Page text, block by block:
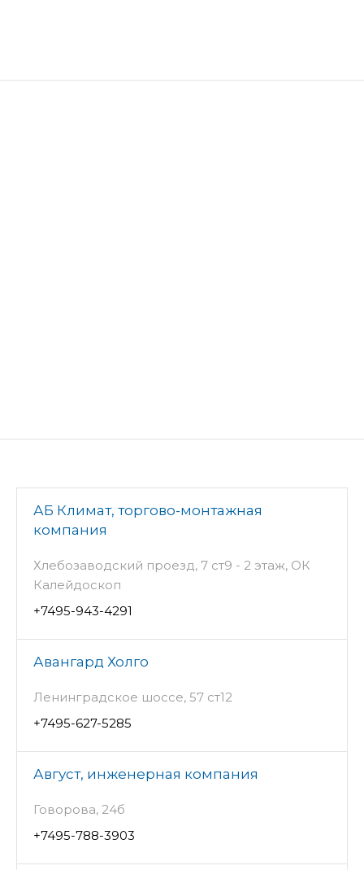
АБ Климат, торгово-монтажная
компания
Хлебозаводский проезд, 7 ст9 - 2 этаж, ОК
Калейдоскоп
+7495-943-4291
Авангард Холго
Ленинградское шоссе, 57 ст12
+7495-627-5285
Август, инженерная компания
Говорова, 24б
+7495-788-3903